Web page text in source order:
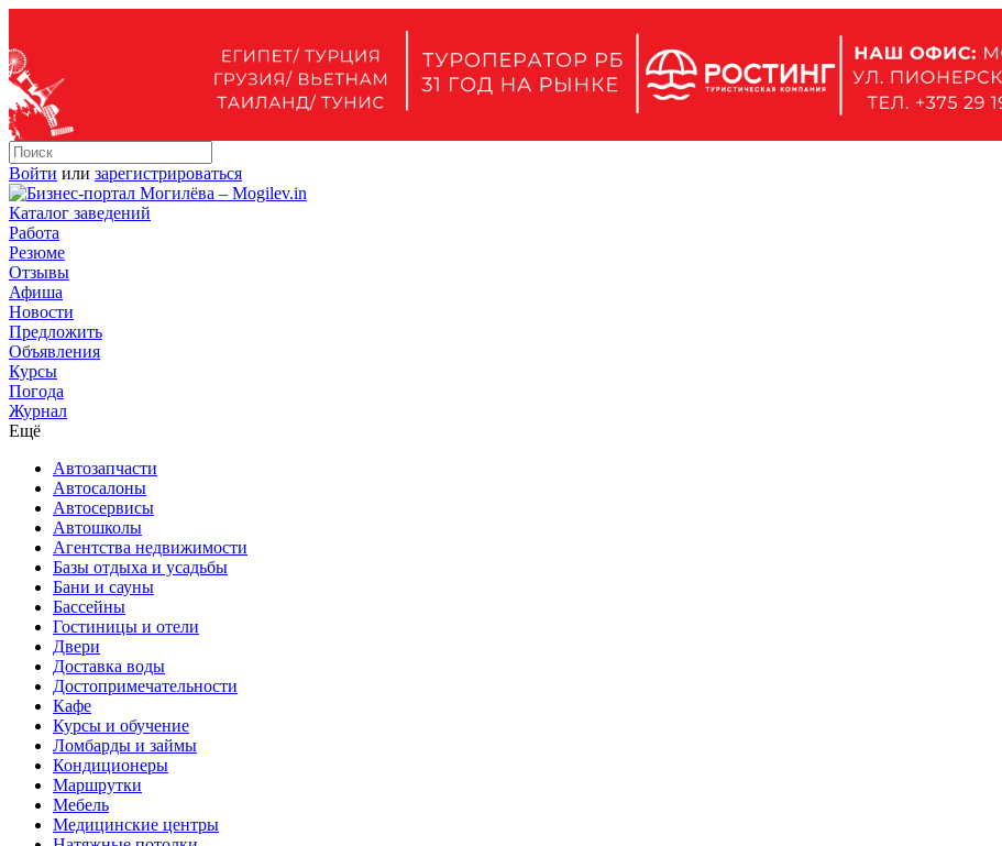
Войти или зарегистрироваться
Каталог заведений
Работа
Резюме
Отзывы
Афиша
Новости
Предложить
Объявления
Курсы
Погода
Журнал
Ещё
Автозапчасти
Автосалоны
Автосервисы
Автошколы
Агентства недвижимости
Базы отдыха и усадьбы
Бани и сауны
Бассейны
Гостиницы и отели
Двери
Доставка воды
Достопримечательности
Кафе
Курсы и обучение
Ломбарды и займы
Кондиционеры
Маршрутки
Мебель
Медицинские центры